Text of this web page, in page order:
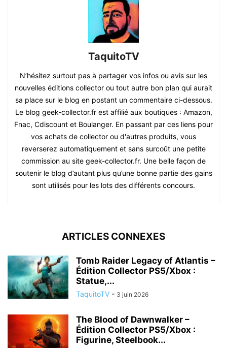
TaquitoTV
N’hésitez surtout pas à partager vos infos ou avis sur les
nouvelles éditions collector ou tout autre bon plan qui aurait
sa place sur le blog en postant un commentaire ci-dessous.
Le blog geek-collector.fr est affilié aux boutiques : Amazon,
Fnac, Cdiscount et Boulanger. En passant par ces liens pour
vos achats de collector ou d'autres produits, vous
reverserez automatiquement et sans surcoût une petite
commission au site geek-collector.fr. Une belle façon de
soutenir le blog d’autant plus qu’une bonne partie des gains
sont utilisés pour les lots des différents concours.
ARTICLES CONNEXES
Tomb Raider Legacy of Atlantis –
Édition Collector PS5/Xbox :
Statue,...
TaquitoTV - 3 juin 2026
The Blood of Dawnwalker –
Édition Collector PS5/Xbox :
Figurine, Steelbook...